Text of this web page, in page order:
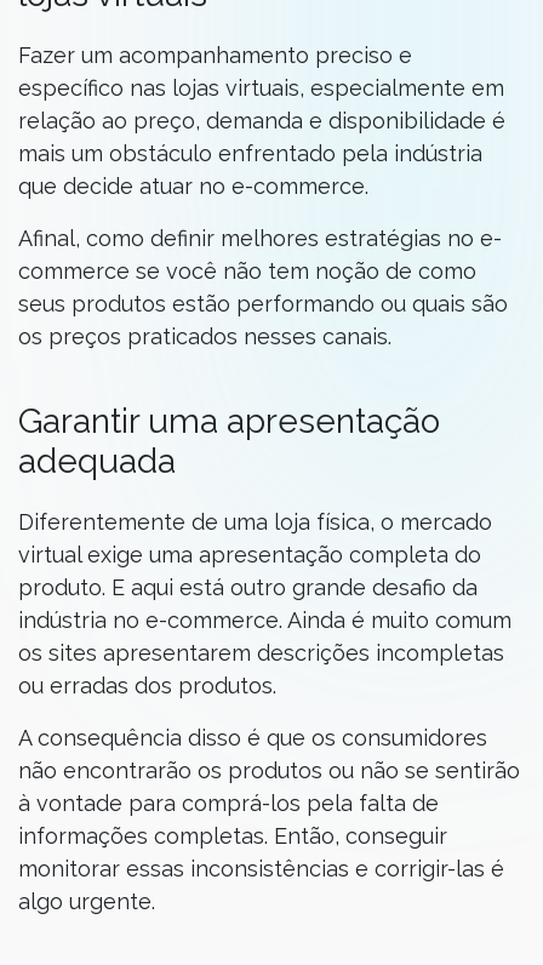
Fazer um acompanhamento preciso e
específico nas lojas virtuais, especialmente em
relação ao preço, demanda e disponibilidade é
mais um obstáculo enfrentado pela indústria
que decide atuar no e-commerce.
Afinal, como definir melhores estratégias no e-
commerce se você não tem noção de como
seus produtos estão performando ou quais são
os preços praticados nesses canais.
Garantir uma apresentação
adequada
Diferentemente de uma loja física, o mercado
virtual exige uma apresentação completa do
produto. E aqui está outro grande desafio da
indústria no e-commerce. Ainda é muito comum
os sites apresentarem descrições incompletas
ou erradas dos produtos.
A consequência disso é que os consumidores
não encontrarão os produtos ou não se sentirão
à vontade para comprá-los pela falta de
informações completas. Então, conseguir
monitorar essas inconsistências e corrigir-las é
algo urgente.